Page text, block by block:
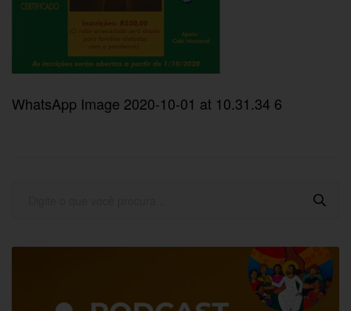
WhatsApp Image 2020-10-01 at 10.31.34 6